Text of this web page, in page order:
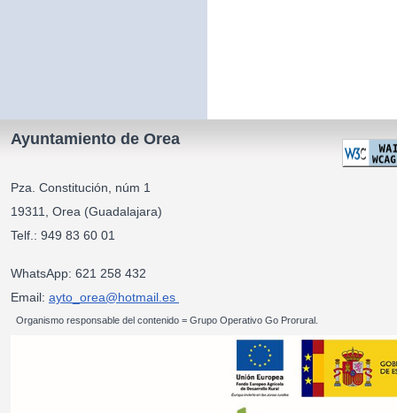
Ayuntamiento de Orea
Pza. Constitución, núm 1
19311, Orea (Guadalajara)
Telf.: 949 83 60 01
WhatsApp: 621 258 432
Email: ayto_orea@hotmail.es
Organismo responsable del contenido = Grupo Operativo Go Prorural.